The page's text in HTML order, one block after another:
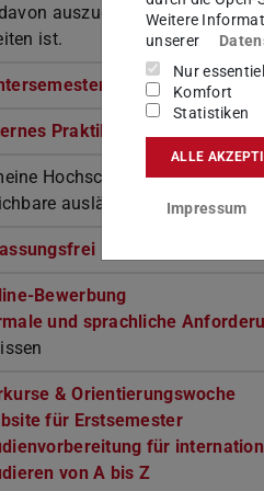
auszugehen, dass
ist.
Praktikum
Hochschulreife,
ausländische Zeugnisse;
Bewerbung
und sprachliche
& Orientierungswoche
für Erstsemester
für
von A bis Z
Weitere
unserer
Nur
Komfort
Statistiken
ALLE
Impressum